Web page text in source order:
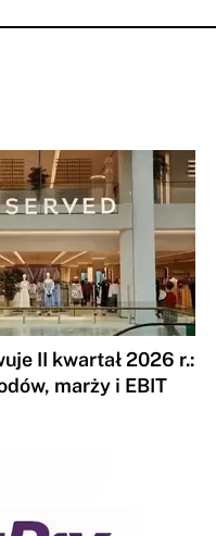
II kwartał 2026 r.:
marży i EBIT